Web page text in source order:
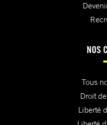
NOS
Tous
Droit
Liberté